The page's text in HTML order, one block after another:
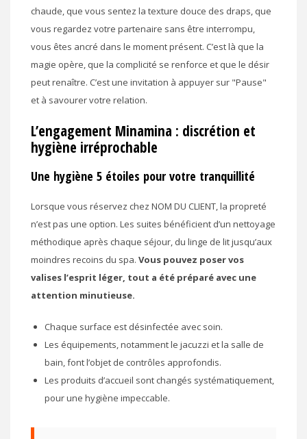
chaude, que vous sentez la texture douce des draps, que
vous regardez votre partenaire sans être interrompu,
vous êtes ancré dans le moment présent. C’est là que la
magie opère, que la complicité se renforce et que le désir
peut renaître. C’est une invitation à appuyer sur "Pause"
et à savourer votre relation.
L’engagement Minamina : discrétion et
hygiène irréprochable
Une hygiène 5 étoiles pour votre tranquillité
Lorsque vous réservez chez NOM DU CLIENT, la propreté
n’est pas une option. Les suites bénéficient d’un nettoyage
méthodique après chaque séjour, du linge de lit jusqu’aux
moindres recoins du spa. Vous pouvez poser vos
valises l’esprit léger, tout a été préparé avec une
attention minutieuse.
Chaque surface est désinfectée avec soin.
Les équipements, notamment le jacuzzi et la salle de
bain, font l’objet de contrôles approfondis.
Les produits d’accueil sont changés systématiquement,
pour une hygiène impeccable.